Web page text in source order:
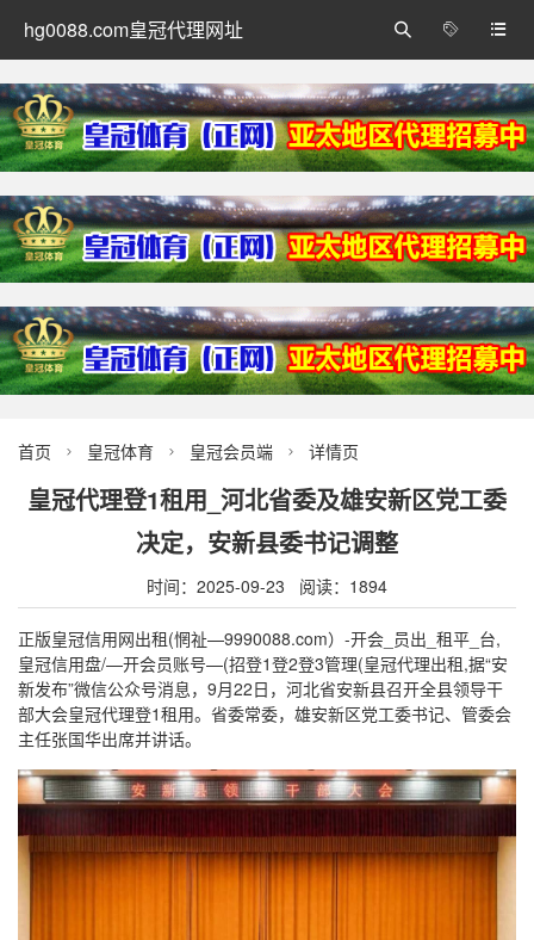
hg0088.com皇冠代理网址 


首页  皇冠体育  皇冠会员端  详情页
皇冠代理登1租用_河北省委及雄安新区党工委
决定，安新县委书记调整
时间：2025-09-23 阅读：1894
正版皇冠信用网出租(惘祉—9990088.com）-开会_员出_租平_台,
皇冠信用盘/—开会员账号—(招登1登2登3管理(皇冠代理出租,据“安
新发布”微信公众号消息，9月22日，河北省安新县召开全县领导干
部大会皇冠代理登1租用。省委常委，雄安新区党工委书记、管委会
主任张国华出席并讲话。